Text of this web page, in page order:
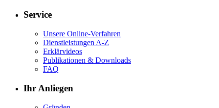
Service
Unsere Online-Verfahren
Dienstleistungen A-Z
Erklärvideos
Publikationen & Downloads
FAQ
Ihr Anliegen